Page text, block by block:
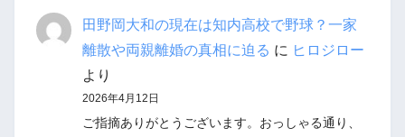
田野岡大和の現在は知内高校で野球？一家
離散や両親離婚の真相に迫る に ヒロジロー
より
2026年4月12日
ご指摘ありがとうございます。おっしゃる通り、